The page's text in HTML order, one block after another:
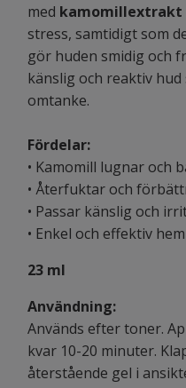
med kamomillextrakt
stress, samtidigt som
gör huden smidig och
känslig och reaktiv
omtanke.
Fördelar:
• Kamomill lugnar och
• Återfuktar och
• Passar känslig och
• Enkel och effektiv
23 ml
Användning:
Används efter toner.
kvar 10-20 minuter.
återstående gel i